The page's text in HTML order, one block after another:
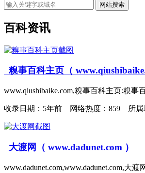
网站搜索
百科资讯
糗事百科主页（
www.qiushibaike.com,糗事百科主页:糗
收录日期： 5年前 网络热度：859 所属
大渡网（ www.dadunet.com ）
www.dadunet.com,www.dadunet.com,大